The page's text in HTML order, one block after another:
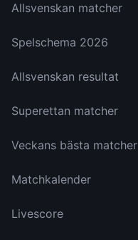
Allsvenskan matcher
Spelschema 2026
Allsvenskan resultat
Superettan matcher
Veckans bästa matcher
Matchkalender
Livescore